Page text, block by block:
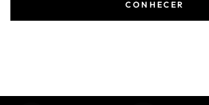
CONHECER